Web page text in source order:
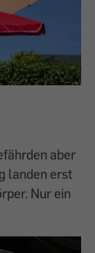
aber
landen erst
Nur ein